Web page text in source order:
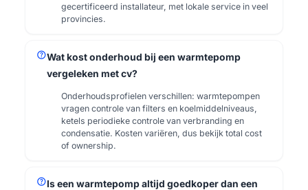
gecertificeerd installateur, met lokale service in veel
provincies.
helpWat kost onderhoud bij een warmtepomp
vergeleken met cv?
Onderhoudsprofielen verschillen: warmtepompen
vragen controle van filters en koelmiddelniveaus,
ketels periodieke controle van verbranding en
condensatie. Kosten variëren, dus bekijk total cost
of ownership.
helpIs een warmtepomp altijd goedkoper dan een